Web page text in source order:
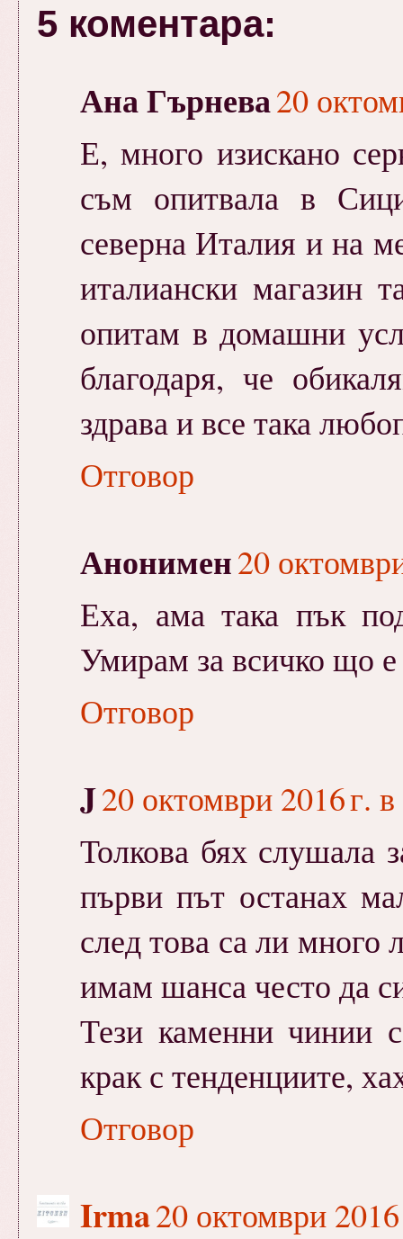
5 коментара:
Ана Гърнева20
Е, много изискано
съм опитвала в
северна Италия и на
италиански магазин
опитам в домашни
благодаря, че
здрава и все така
Отговор
Анонимен20
Еха, ама така пък
Умирам за всичко що
Отговор
J20 октомври 2016 г.
Толкова бях слушала
първи път останах
след това са ли
имам шанса често да
Тези каменни чинии
крак с тенденциите,
Отговор
Irma20 октомври